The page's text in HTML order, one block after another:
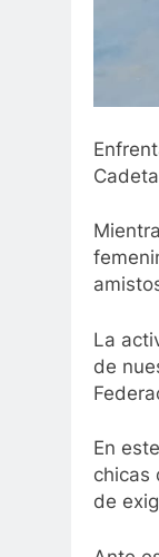
La
de
En
chicas
de